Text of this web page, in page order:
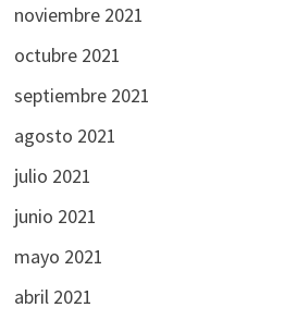
noviembre 2021
octubre 2021
septiembre 2021
agosto 2021
julio 2021
junio 2021
mayo 2021
abril 2021